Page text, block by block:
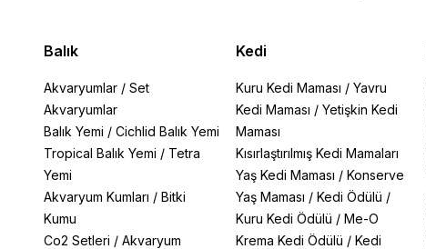
Balık
Akvaryumlar / Set
Akvaryumlar
Balık Yemi / Cichlid Balık Yemi
Tropical Balık Yemi / Tetra
Yemi
Akvaryum Kumları / Bitki
Kumu
Co2 Setleri / Akvaryum
Kedi
Kuru Kedi Maması / Yavru
Kedi Maması / Yetişkin Kedi
Maması
Kısırlaştırılmış Kedi Mamaları
Yaş Kedi Maması / Konserve
Yaş Maması / Kedi Ödülü /
Kuru Kedi Ödülü / Me-O
Krema Kedi Ödülü / Kedi